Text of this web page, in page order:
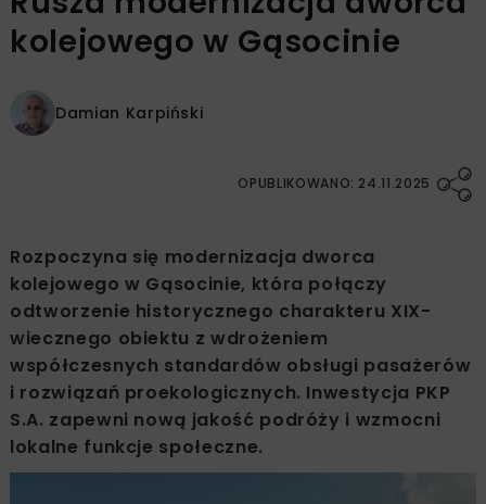
kolejowego w Gąsocinie
Damian Karpiński
OPUBLIKOWANO: 24.11.2025
Rozpoczyna się modernizacja dworca
kolejowego w Gąsocinie, która połączy
odtworzenie historycznego charakteru XIX-
wiecznego obiektu z wdrożeniem
współczesnych standardów obsługi pasażerów
i rozwiązań proekologicznych. Inwestycja PKP
S.A. zapewni nową jakość podróży i wzmocni
lokalne funkcje społeczne.